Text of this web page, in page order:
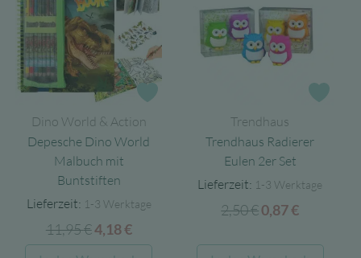
Dino World & Action
Depesche Dino World
Malbuch mit
Buntstiften
Lieferzeit: 1-3 Werktage
11,95€Ursprünglicher
Preis
4,18€Aktueller
Preis
Trendhaus
Trendhaus Radierer
Eulen 2er Set
Lieferzeit: 1-3 Werktage
2,50€Ursprünglicher
war:
0,87€Aktueller
ist: